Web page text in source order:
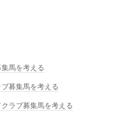
馬を考える
募集馬を考える
ラブ募集馬を考える